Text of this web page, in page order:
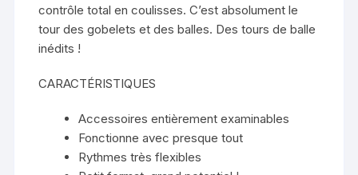
contrôle total en coulisses. C’est absolument le
tour des gobelets et des balles. Des tours de balle
inédits !
CARACTÉRISTIQUES
Accessoires entièrement examinables
Fonctionne avec presque tout
Rythmes très flexibles